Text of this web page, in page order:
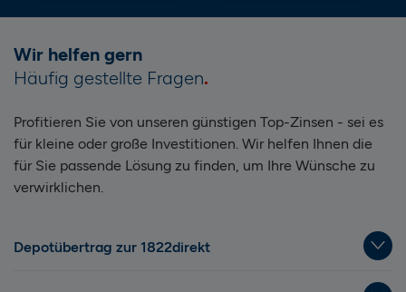
Wir helfen gern
Häufig gestellte Fragen
Profitieren Sie von unseren günstigen Top-Zinsen - sei es
für kleine oder große Investitionen. Wir helfen Ihnen die
für Sie passende Lösung zu finden, um Ihre Wünsche zu
verwirklichen.
Depotübertrag zur 1822direkt